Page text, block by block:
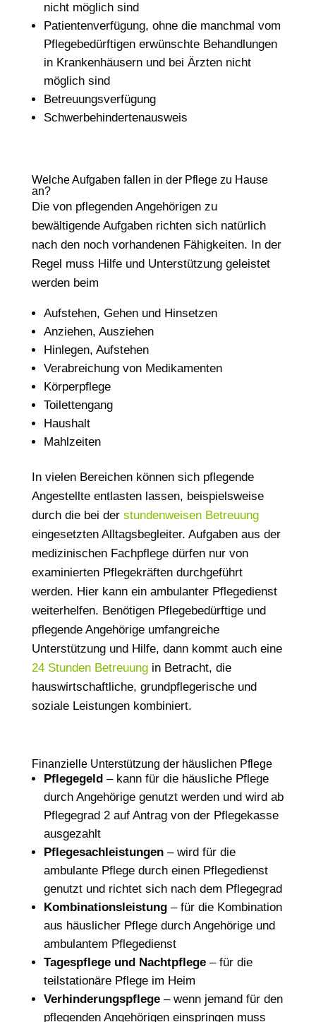
nicht möglich sind
Patientenverfügung, ohne die manchmal vom
Pflegebedürftigen erwünschte Behandlungen
in Krankenhäusern und bei Ärzten nicht
möglich sind
Betreuungsverfügung
Schwerbehindertenausweis
Welche Aufgaben fallen in der Pflege zu Hause
an?
Die von pflegenden Angehörigen zu
bewältigende Aufgaben richten sich natürlich
nach den noch vorhandenen Fähigkeiten. In der
Regel muss Hilfe und Unterstützung geleistet
werden beim
Aufstehen, Gehen und Hinsetzen
Anziehen, Ausziehen
Hinlegen, Aufstehen
Verabreichung von Medikamenten
Körperpflege
Toilettengang
Haushalt
Mahlzeiten
In vielen Bereichen können sich pflegende
Angestellte entlasten lassen, beispielsweise
durch die bei der stundenweisen Betreuung
eingesetzten Alltagsbegleiter. Aufgaben aus der
medizinischen Fachpflege dürfen nur von
examinierten Pflegekräften durchgeführt
werden. Hier kann ein ambulanter Pflegedienst
weiterhelfen. Benötigen Pflegebedürftige und
pflegende Angehörige umfangreiche
Unterstützung und Hilfe, dann kommt auch eine
24 Stunden Betreuungin Betracht, die
hauswirtschaftliche, grundpflegerische und
soziale Leistungen kombiniert.
Finanzielle Unterstützung der häuslichen Pflege
Pflegegeld– kann für die häusliche Pflege
durch Angehörige genutzt werden und wird ab
Pflegegrad 2 auf Antrag von der Pflegekasse
ausgezahlt
Pflegesachleistungen– wird für die
ambulante Pflege durch einen Pflegedienst
genutzt und richtet sich nach dem Pflegegrad
Kombinationsleistung– für die Kombination
aus häuslicher Pflege durch Angehörige und
ambulantem Pflegedienst
Tagespflege und Nachtpflege– für die
teilstationäre Pflege im Heim
Verhinderungspflege– wenn jemand für den
pflegenden Angehörigen einspringen muss